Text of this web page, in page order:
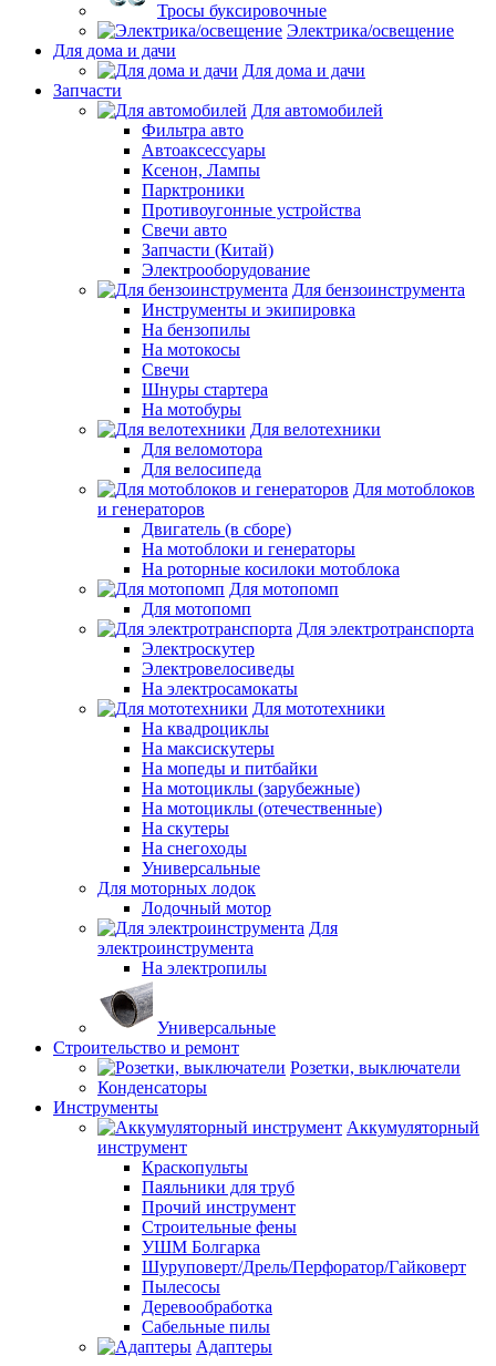
Тросы буксировочные
Электрика/освещение
Для дома и дачи
Для дома и дачи
Запчасти
Для автомобилей
Фильтра авто
Автоаксессуары
Ксенон, Лампы
Парктроники
Противоугонные устройства
Свечи авто
Запчасти (Китай)
Электрооборудование
Для бензоинструмента
Инструменты и экипировка
На бензопилы
На мотокосы
Свечи
Шнуры стартера
На мотобуры
Для велотехники
Для веломотора
Для велосипеда
Для мотоблоков
и генераторов
Двигатель (в сборе)
На мотоблоки и генераторы
На роторные косилоки мотоблока
Для мотопомп
Для мотопомп
Для электротранспорта
Электроскутер
Электровелосиведы
На электросамокаты
Для мототехники
На квадроциклы
На максискутеры
На мопеды и питбайки
На мотоциклы (зарубежные)
На мотоциклы (отечественные)
На скутеры
На снегоходы
Универсальные
Для моторных лодок
Лодочный мотор
Для
электроинструмента
На электропилы
Универсальные
Строительство и ремонт
Розетки, выключатели
Конденсаторы
Инструменты
Аккумуляторный
инструмент
Краскопульты
Паяльники для труб
Прочий инструмент
Строительные фены
УШМ Болгарка
Шуруповерт/Дрель/Перфоратор/Гайковерт
Пылесосы
Деревообработка
Сабельные пилы
Адаптеры